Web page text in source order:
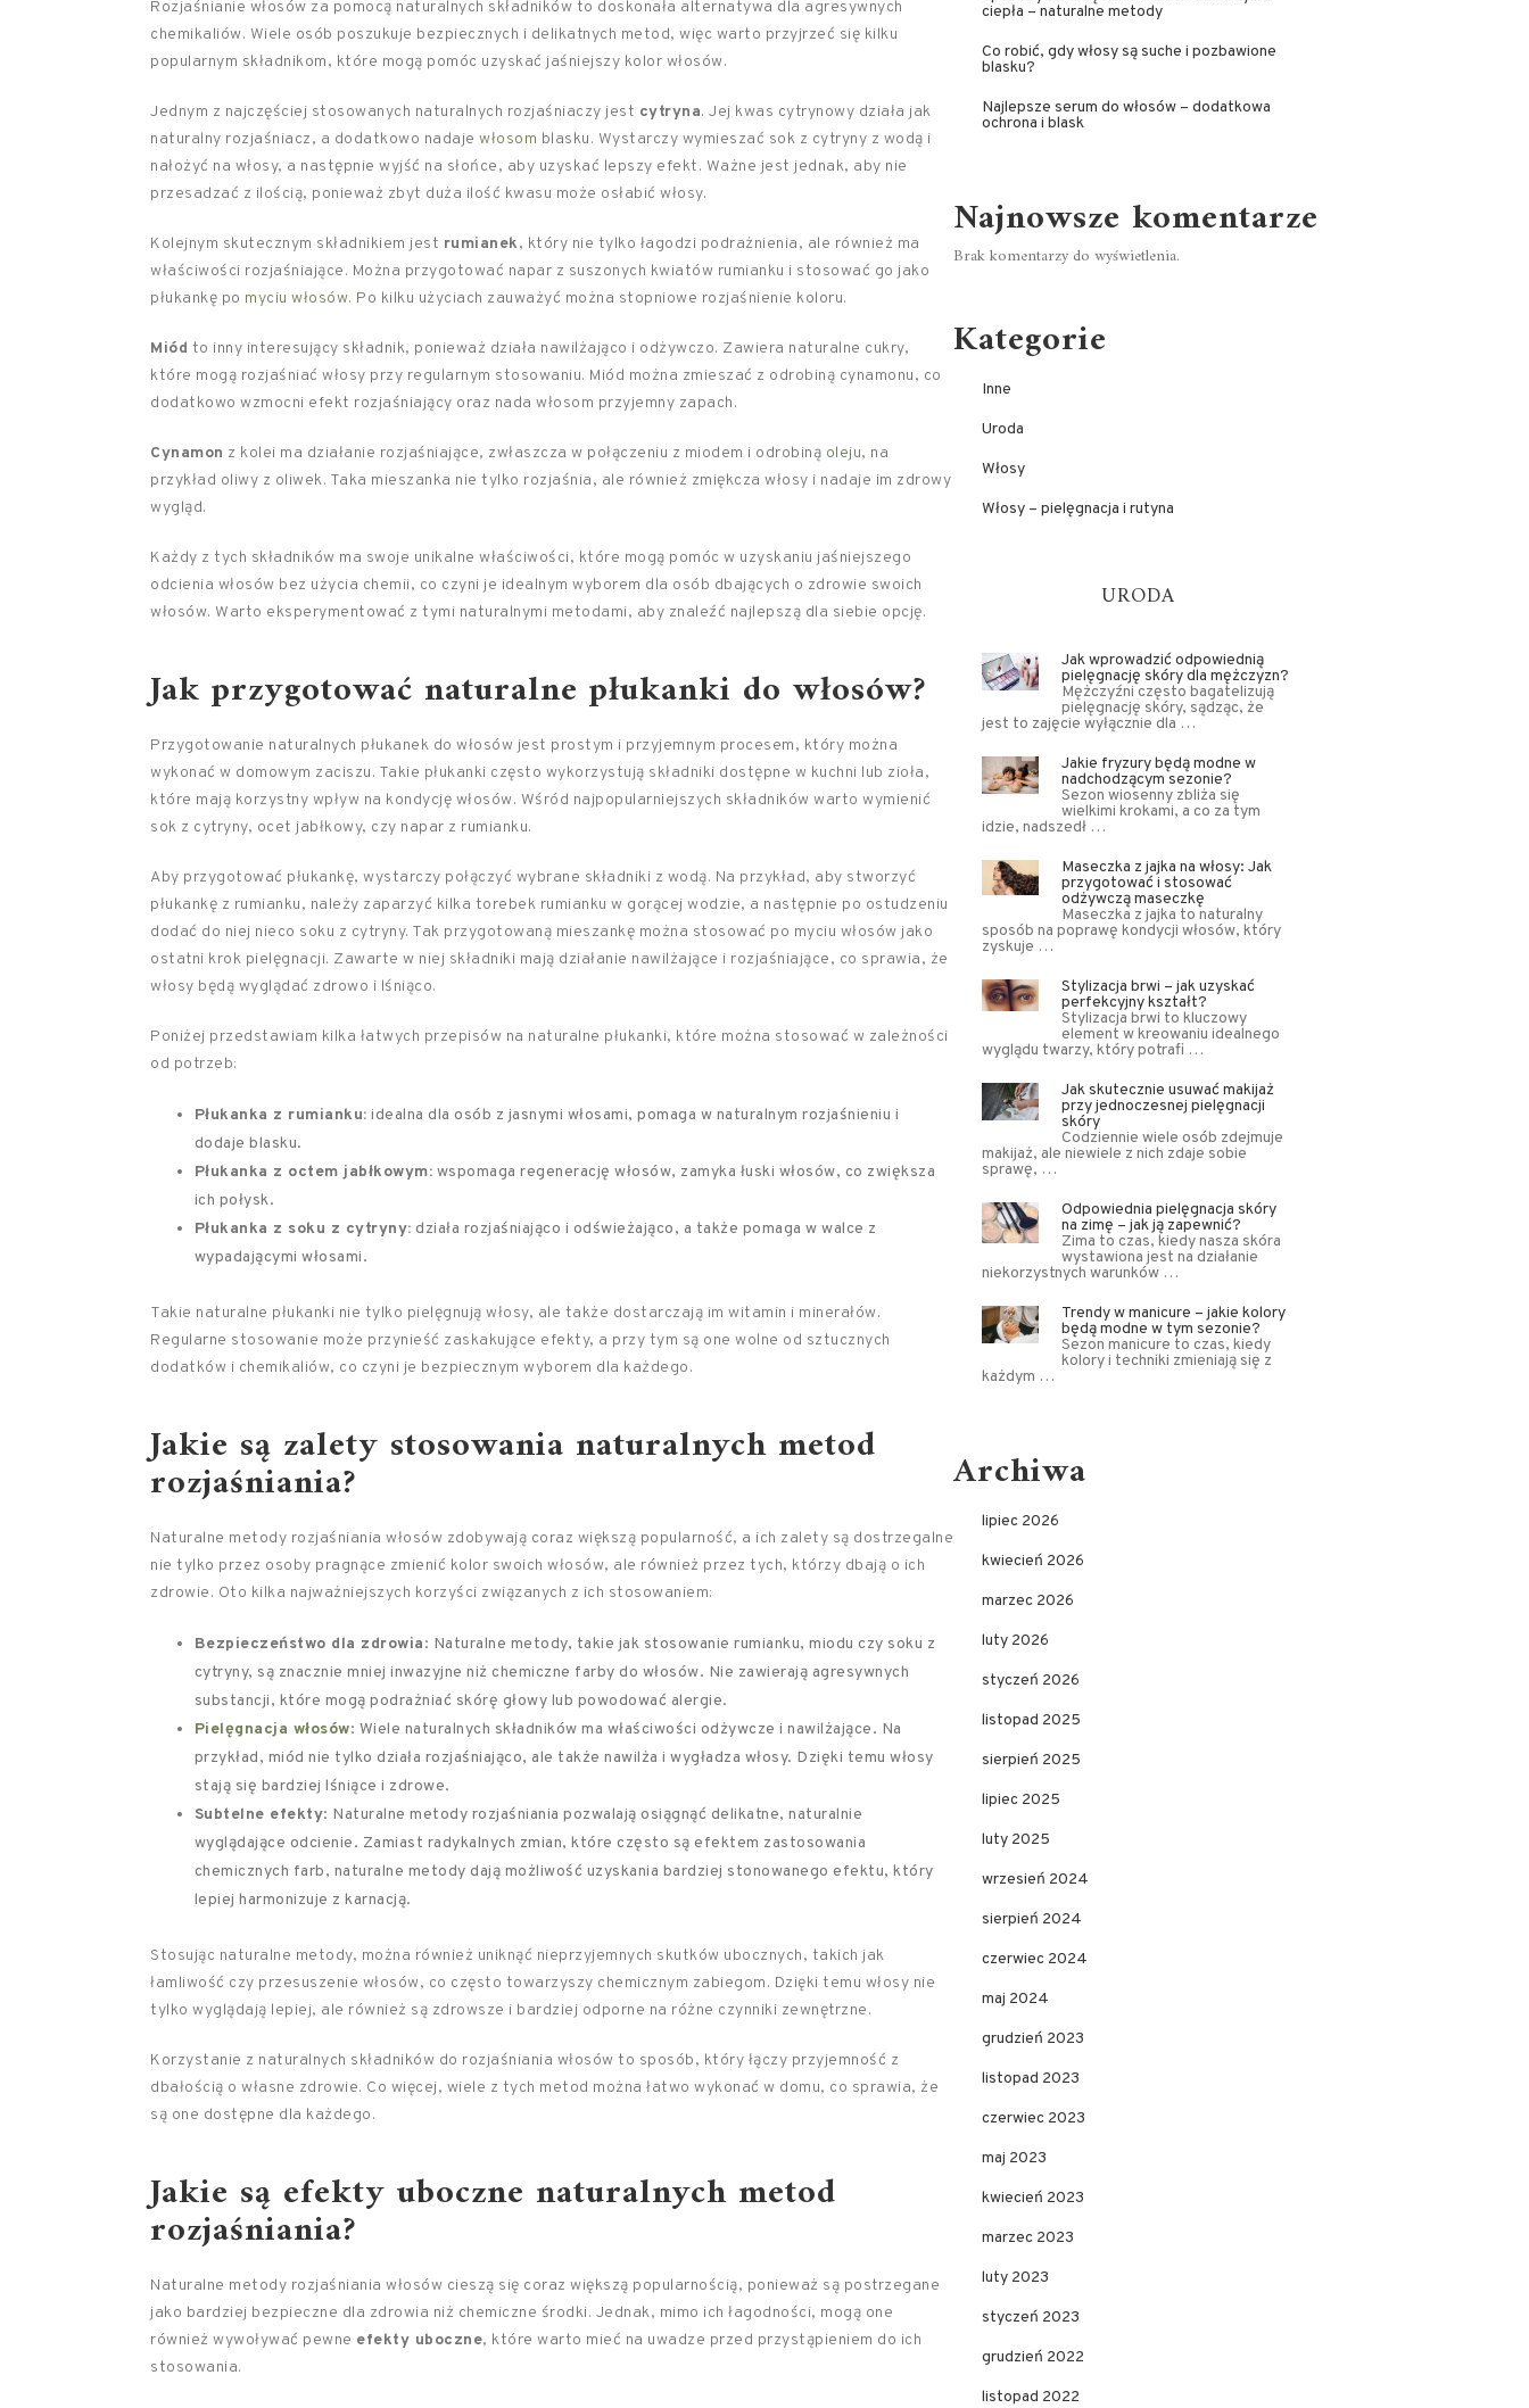
Rozjaśnianie włosów za pomocą naturalnych składników to doskonała alternatywa dla agresywnych
chemikaliów. Wiele osób poszukuje bezpiecznych i delikatnych metod, więc warto przyjrzeć się kilku
popularnym składnikom, które mogą pomóc uzyskać jaśniejszy kolor włosów.
Jednym z najczęściej stosowanych naturalnych rozjaśniaczy jest cytryna. Jej kwas cytrynowy działa jak
naturalny rozjaśniacz, a dodatkowo nadaje włosom blasku. Wystarczy wymieszać sok z cytryny z wodą i
nałożyć na włosy, a następnie wyjść na słońce, aby uzyskać lepszy efekt. Ważne jest jednak, aby nie
przesadzać z ilością, ponieważ zbyt duża ilość kwasu może osłabić włosy.
Kolejnym skutecznym składnikiem jest rumianek, który nie tylko łagodzi podrażnienia, ale również ma
właściwości rozjaśniające. Można przygotować napar z suszonych kwiatów rumianku i stosować go jako
płukankę po myciu włosów. Po kilku użyciach zauważyć można stopniowe rozjaśnienie koloru.
Miód to inny interesujący składnik, ponieważ działa nawilżająco i odżywczo. Zawiera naturalne cukry,
które mogą rozjaśniać włosy przy regularnym stosowaniu. Miód można zmieszać z odrobiną cynamonu, co
dodatkowo wzmocni efekt rozjaśniający oraz nada włosom przyjemny zapach.
Cynamon z kolei ma działanie rozjaśniające, zwłaszcza w połączeniu z miodem i odrobiną oleju, na
przykład oliwy z oliwek. Taka mieszanka nie tylko rozjaśnia, ale również zmiękcza włosy i nadaje im zdrowy
wygląd.
Każdy z tych składników ma swoje unikalne właściwości, które mogą pomóc w uzyskaniu jaśniejszego
odcienia włosów bez użycia chemii, co czyni je idealnym wyborem dla osób dbających o zdrowie swoich
włosów. Warto eksperymentować z tymi naturalnymi metodami, aby znaleźć najlepszą dla siebie opcję.
Jak przygotować naturalne płukanki do włosów?
Przygotowanie naturalnych płukanek do włosów jest prostym i przyjemnym procesem, który można
wykonać w domowym zaciszu. Takie płukanki często wykorzystują składniki dostępne w kuchni lub zioła,
które mają korzystny wpływ na kondycję włosów. Wśród najpopularniejszych składników warto wymienić
sok z cytryny, ocet jabłkowy, czy napar z rumianku.
Aby przygotować płukankę, wystarczy połączyć wybrane składniki z wodą. Na przykład, aby stworzyć
płukankę z rumianku, należy zaparzyć kilka torebek rumianku w gorącej wodzie, a następnie po ostudzeniu
dodać do niej nieco soku z cytryny. Tak przygotowaną mieszankę można stosować po myciu włosów jako
ostatni krok pielęgnacji. Zawarte w niej składniki mają działanie nawilżające i rozjaśniające, co sprawia, że
włosy będą wyglądać zdrowo i lśniąco.
Poniżej przedstawiam kilka łatwych przepisów na naturalne płukanki, które można stosować w zależności
od potrzeb:
Płukanka z rumianku: idealna dla osób z jasnymi włosami, pomaga w naturalnym rozjaśnieniu i
dodaje blasku.
Płukanka z octem jabłkowym: wspomaga regenerację włosów, zamyka łuski włosów, co zwiększa
ich połysk.
Płukanka z soku z cytryny: działa rozjaśniająco i odświeżająco, a także pomaga w walce z
wypadającymi włosami.
Takie naturalne płukanki nie tylko pielęgnują włosy, ale także dostarczają im witamin i minerałów.
Regularne stosowanie może przynieść zaskakujące efekty, a przy tym są one wolne od sztucznych
dodatków i chemikaliów, co czyni je bezpiecznym wyborem dla każdego.
Jakie są zalety stosowania naturalnych metod
rozjaśniania?
Naturalne metody rozjaśniania włosów zdobywają coraz większą popularność, a ich zalety są dostrzegalne
nie tylko przez osoby pragnące zmienić kolor swoich włosów, ale również przez tych, którzy dbają o ich
zdrowie. Oto kilka najważniejszych korzyści związanych z ich stosowaniem:
Bezpieczeństwo dla zdrowia: Naturalne metody, takie jak stosowanie rumianku, miodu czy soku z
cytryny, są znacznie mniej inwazyjne niż chemiczne farby do włosów. Nie zawierają agresywnych
substancji, które mogą podrażniać skórę głowy lub powodować alergie.
Pielęgnacja włosów: Wiele naturalnych składników ma właściwości odżywcze i nawilżające. Na
przykład, miód nie tylko działa rozjaśniająco, ale także nawilża i wygładza włosy. Dzięki temu włosy
stają się bardziej lśniące i zdrowe.
Subtelne efekty: Naturalne metody rozjaśniania pozwalają osiągnąć delikatne, naturalnie
wyglądające odcienie. Zamiast radykalnych zmian, które często są efektem zastosowania
chemicznych farb, naturalne metody dają możliwość uzyskania bardziej stonowanego efektu, który
lepiej harmonizuje z karnacją.
Stosując naturalne metody, można również uniknąć nieprzyjemnych skutków ubocznych, takich jak
łamliwość czy przesuszenie włosów, co często towarzyszy chemicznym zabiegom. Dzięki temu włosy nie
tylko wyglądają lepiej, ale również są zdrowsze i bardziej odporne na różne czynniki zewnętrzne.
Korzystanie z naturalnych składników do rozjaśniania włosów to sposób, który łączy przyjemność z
dbałością o własne zdrowie. Co więcej, wiele z tych metod można łatwo wykonać w domu, co sprawia, że
są one dostępne dla każdego.
Jakie są efekty uboczne naturalnych metod
rozjaśniania?
Naturalne metody rozjaśniania włosów cieszą się coraz większą popularnością, ponieważ są postrzegane
jako bardziej bezpieczne dla zdrowia niż chemiczne środki. Jednak, mimo ich łagodności, mogą one
również wywoływać pewne efekty uboczne, które warto mieć na uwadze przed przystąpieniem do ich
stosowania.
ciepła – naturalne metody
Co robić, gdy włosy są suche i pozbawione
blasku?
Najlepsze serum do włosów – dodatkowa
ochrona i blask
Najnowsze komentarze
Brak komentarzy do wyświetlenia.
Kategorie
Inne
Uroda
Włosy
Włosy – pielęgnacja i rutyna
URODA
Jak wprowadzić odpowiednią
pielęgnację skóry dla mężczyzn?
Mężczyźni często bagatelizują
pielęgnację skóry, sądząc, że
jest to zajęcie wyłącznie dla …
Jakie fryzury będą modne w
nadchodzącym sezonie?
Sezon wiosenny zbliża się
wielkimi krokami, a co za tym
idzie, nadszedł …
Maseczka z jajka na włosy: Jak
przygotować i stosować
odżywczą maseczkę
Maseczka z jajka to naturalny
sposób na poprawę kondycji włosów, który
zyskuje …
Stylizacja brwi – jak uzyskać
perfekcyjny kształt?
Stylizacja brwi to kluczowy
element w kreowaniu idealnego
wyglądu twarzy, który potrafi …
Jak skutecznie usuwać makijaż
przy jednoczesnej pielęgnacji
skóry
Codziennie wiele osób zdejmuje
makijaż, ale niewiele z nich zdaje sobie
sprawę, …
Odpowiednia pielęgnacja skóry
na zimę – jak ją zapewnić?
Zima to czas, kiedy nasza skóra
wystawiona jest na działanie
niekorzystnych warunków …
Trendy w manicure – jakie kolory
będą modne w tym sezonie?
Sezon manicure to czas, kiedy
kolory i techniki zmieniają się z
każdym …
Archiwa
lipiec 2026
kwiecień 2026
marzec 2026
luty 2026
styczeń 2026
listopad 2025
sierpień 2025
lipiec 2025
luty 2025
wrzesień 2024
sierpień 2024
czerwiec 2024
maj 2024
grudzień 2023
listopad 2023
czerwiec 2023
maj 2023
kwiecień 2023
marzec 2023
luty 2023
styczeń 2023
grudzień 2022
listopad 2022